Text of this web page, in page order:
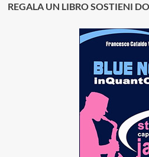
REGALA UN LIBRO SOSTIENI